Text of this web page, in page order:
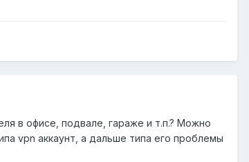
в офисе, подвале, гараже и т.п.? Можно
vpn аккаунт, а дальше типа его проблемы